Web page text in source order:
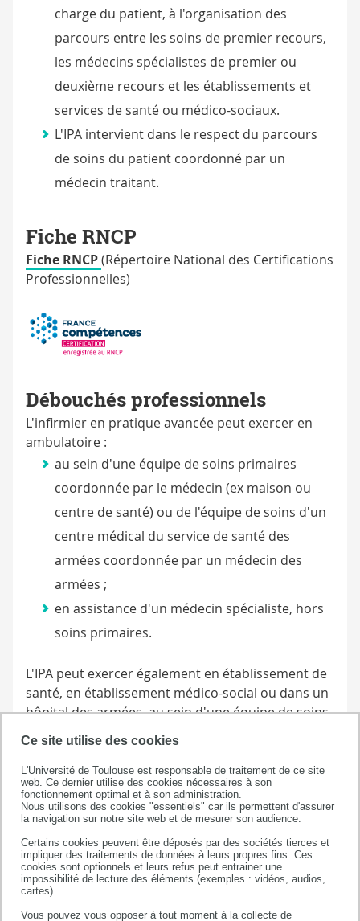
Ce site utilise des cookies
L'Université de Toulouse est responsable de traitement de ce site
web. Ce dernier utilise des cookies nécessaires à son
fonctionnement optimal et à son administration.
Nous utilisons des cookies "essentiels" car ils permettent d'assurer
la navigation sur notre site web et de mesurer son audience.
Certains cookies peuvent être déposés par des sociétés tierces et
impliquer des traitements de données à leurs propres fins. Ces
cookies sont optionnels et leurs refus peut entrainer une
impossibilité de lecture des éléments (exemples : vidéos, audios,
cartes).
Vous pouvez vous opposer à tout moment à la collecte de
charge du patient, à l'organisation des
parcours entre les soins de premier recours,
les médecins spécialistes de premier ou
deuxième recours et les établissements et
services de santé ou médico-sociaux.
L'IPA intervient dans le respect du parcours
de soins du patient coordonné par un
médecin traitant.
Fiche RNCP
Fiche RNCP(Répertoire National des Certifications
Professionnelles)
Débouchés professionnels
L'infirmier en pratique avancée peut exercer en
ambulatoire :
au sein d'une équipe de soins primaires
coordonnée par le médecin (ex maison ou
centre de santé) ou de l'équipe de soins d'un
centre médical du service de santé des
armées coordonnée par un médecin des
armées ;
en assistance d'un médecin spécialiste, hors
soins primaires.
L'IPA peut exercer également en établissement de
santé, en établissement médico-social ou dans un
hôpital des armées, au sein d'une équipe de soins
coordonnée par un médecin.
Faculté de santé
133 route de Narbonne